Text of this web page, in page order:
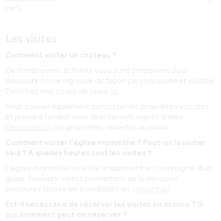
cars.
Comment visiter un château ?
De nombreuses activités vous sont proposées pour
découvrir notre vignoble de façon personnalisée et insolite.
Dénichez nos coups de cœur
Vous pouvez également contacter les propriétés viticoles
et prendre rendez-vous directement auprès d’elles.
les propriétés ouvertes au public.
Comment visiter l’église monolithe ? Peut-on la visiter
seul ? A quelles heures sont les visites ?
L’église monolithe se visite uniquement en compagnie d’un
guide. Plusieurs visites permettent de la découvrir,
parcourez toutes les possibilités en
Est-il nécessaire de réserver les visites en avance ? Si
oui, comment peut-on réserver ?